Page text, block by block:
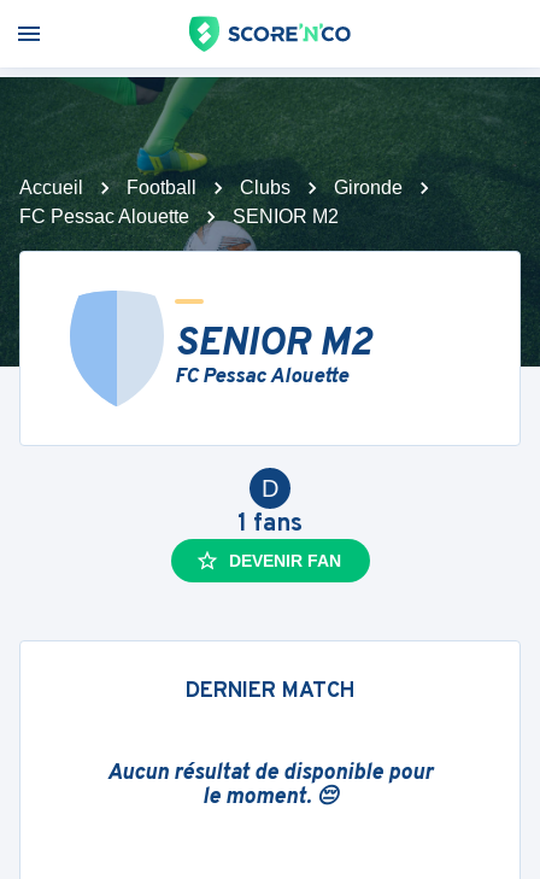
Accueil Football Clubs
Gironde
FC Pessac Alouette
SENIOR M2
SENIOR M2
FC Pessac Alouette
D
1 fans
DEVENIR FAN
DERNIER MATCH
Aucun résultat de disponible pour
le moment. 😔